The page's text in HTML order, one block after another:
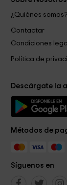
¿Quiénes somos?
Contactar
Condiciones
Política de
Descárgate la
Métodos de
Síguenos en